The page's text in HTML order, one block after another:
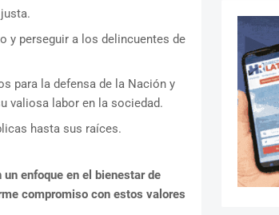
y perseguir a los delincuentes de
para la defensa de la Nación y
valiosa labor en la sociedad.
hasta sus raíces.
enfoque en el bienestar de
compromiso con estos valores